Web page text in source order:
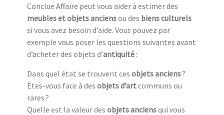
Conclue Affaire peut vous aider à estimer des
meubles et objets anciensou des biens culturels
si vous avez besoin d’aide. Vous pouvez par
exemple vous poser les questions suivantes avant
d’acheter des objets d’antiquité :
Dans quel état se trouvent ces objets anciens?
Êtes-vous face à des objets d’artcommuns ou
rares ?
Quelle est la valeur des objets anciensqui vous